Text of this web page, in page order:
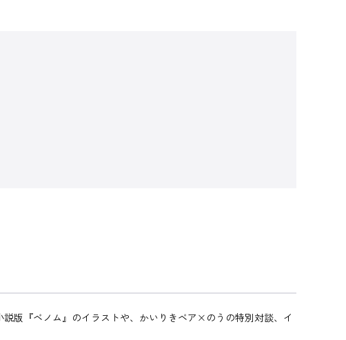
版『ベノム』のイラストや、かいりきベア×のうの特別対談、イ